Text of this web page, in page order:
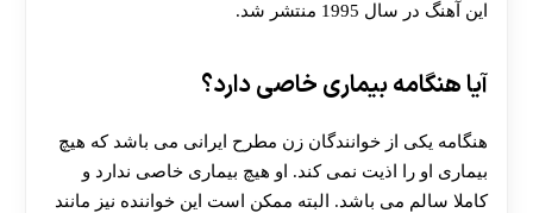
این آهنگ در سال 1995 منتشر شد.
آیا هنگامه بیماری خاصی دارد؟
هنگامه یکی از خوانندگان زن مطرح ایرانی می باشد که هیچ
بیماری او را اذیت نمی کند. او هیچ بیماری خاصی ندارد و
کاملا سالم می باشد. البته ممکن است این خواننده نیز مانند